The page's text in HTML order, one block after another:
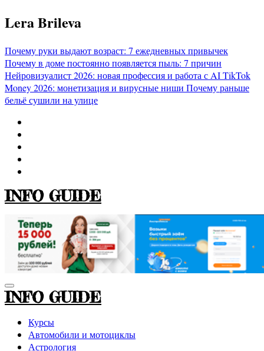
Перейти
к
Lera Brileva
Почему руки выдают возраст: 7 ежедневных привычек
Почему в доме постоянно появляется пыль: 7 причин
Нейровизуалист 2026: новая профессия и работа с AITikTok
Money 2026: монетизация и вирусные ниши Почему раньше
бельё сушили на улице
INFO GUIDE
INFO GUIDE
Курсы
Автомобили и мотоциклы
Астрология